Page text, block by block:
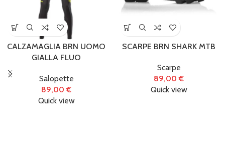
CALZAMAGLIA BRN UOMO
GIALLA FLUO
Salopette
89,00€
Quick view
SCARPE BRN SHARK MTB
Scarpe
89,00€
Quick view